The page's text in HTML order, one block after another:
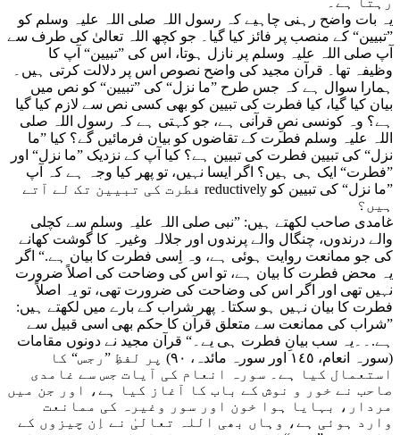
یہ بات واضح رہنی چاہیے کہ رسول اللہ صلی اللہ علیہ وسلم کو
”تبیین“ کے منصب پر فائز کیا گیا۔ جو کچھ اللہ تعالیٰ کی طرف سے
آپ صلی اللہ علیہ وسلم پر نازل ہوتا، اس کی ”تبیین“ آپ کا
وظیفہ تھا۔ قرآن مجید کی واضح نصوص اس پر دلالت کرتی ہیں۔
ہمارا سوال ہے کہ جس طرح ”ما نزل“ کی ”تبیین“ کو نص میں
بیان کیا گیا، کیا فطرت کی تبیین کو بھی کسی نص سے لازم کیا گیا
ہے؟ وہ کونسی نصِ قرآنی ہے، جو کہتی ہے کہ رسول اللہ صلی
اللہ علیہ وسلم فطرت کے تقاضوں کو بیان فرمائیں گے؟ کیا ”ما
نزل“ کی تبیین فطرت کی تبیین ہے؟ کیا آپ کے نزدیک ”ما نزل“ اور
”فطرت“ ایک ہی ہیں؟ اگر ایسا نہیں، تو پھر کیا وجہ ہے کہ آپ
”ما نزل“ کی تبیین کو reductively فطرت کی تبیین تک لے آتے
ہیں؟
غامدی صاحب لکھتے ہیں: ”نبی صلی اللہ علیہ وسلم سے کچلی
والے درندوں، چنگال والے پرندوں اور جلالہ وغیرہ کا گوشت کھانے
کی جو ممانعت روایت ہوئی ہے، وہ اِسی فطرت کا بیان ہے.“ اگر
یہ محض فطرت کا بیان ہے، تو اس کی وضاحت کی اصلاً ضرورت
نہیں تھی اور اگر اس کی وضاحت کی ضرورت تھی، تو یہ اصلاً
فطرت کا بیان نہیں ہو سکتا۔ پھر شراب کے بارے میں لکھتے ہیں:
”شراب کی ممانعت سے متعلق قرآن کا حکم بھی اسی قبیل سے
ہے.۔۔یہ سب بیانِ فطرت ہی یے۔“ قرآن مجید نے دونوں مقامات
(سورہ انعام، ١٤٥ اور سورہ مائدہ، ٩٠) پر لفظِ ”رجس“ کا
استعمال کیا ہے۔ سورہ انعام کی آیات جس سے غامدی
صاحب نے خور و نوش کے باب کا آغاز کیا ہے، اور جن میں
مردار، بہایا ہوا خون اور سور وغیرہ کی ممانعت
وارد ہوئی ہے، وہاں بھی اللہ تعالیٰ نے اِن چیزوں کے